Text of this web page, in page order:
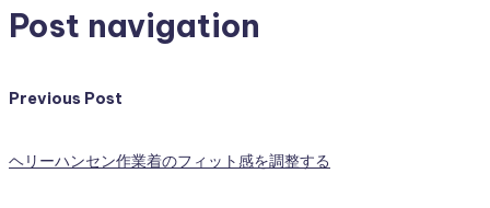
Post navigation
Previous Post
ヘリーハンセン作業着のフィット感を調整する